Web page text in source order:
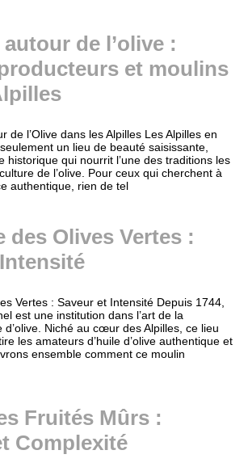
de l’olive :
et moulins
de l’Olive dans les Alpilles Les Alpilles en
un lieu de beauté saisissante,
historique qui nourrit l’une des traditions les
de l’olive. Pour ceux qui cherchent à
authentique, rien de tel
des Olives Vertes :
Vertes : Saveur et Intensité Depuis 1744,
est une institution dans l’art de la
d’olive. Niché au cœur des Alpilles, ce lieu
les amateurs d’huile d’olive authentique et
ensemble comment ce moulin
Fruités Mûrs :
Complexité